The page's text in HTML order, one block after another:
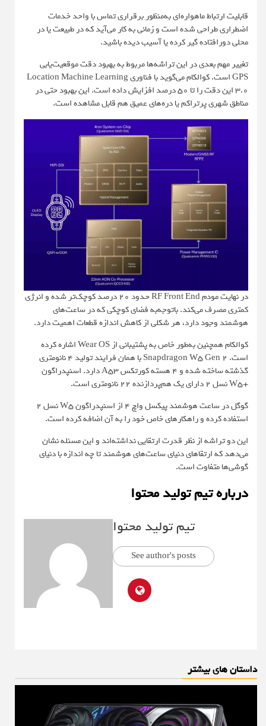
قابلیت ارتباط ماهواره‌ای به‌منظور برقراری تماس با واحد خدمات
اضطراری طراحی شده است و زمانی به کار می‌آید که در طبیعت یا در
محلی دورافتاده گیر کرده یا آسیب دیده باشید.
تغییر مهم بعدی در این تراشه‌ها مربوط به بهبود دقت موقعیت‌یابی
GPS است. کوالکام می‌گوید با فناوری Location Machine Learning
3.0 این دقت را تا 50 درصد افزایش داده است. این بهبود حتی در
مناطق شهری پرتراکم یا دره‌های عمیق هم قابل مشاهده است.
در نهایت مودم RF Front End حدود 20 درصد کوچک‌تر شده و انرژی
کمتری مصرف می‌کند. باتوجه‌به فضای کوچکی که در ساعت‌های
هوشمند وجود دارد، هر شکلی از کاهش اندازه قطعات اهمیت دارد.
کوالکام همچنین به‌طور خاص به پشتیبانی از Wear OS اشاره کرده
است. Snapdragon W5 Gen 2 با همان فرایند تولید 4 نانومتری
گذشته ساخته شده و 4 هسته کورتکس A53 دارد. اسنپدراگون
+W5 نسل 2 دارای یک هم‌پردازنده 22 نانومتری است.
گوگل در ساعت هوشمند پیکسل واچ 4 از اسنپدراگون W5 نسل 2
استفاده کرده و راهکارهای خاص خود را به آن اضافه کرده است.
این دو تراشه از نظر قدرت ارتقایی نداشته‌اند و این مسئله نشان
می‌دهد که ارتقاهای دنیای ساعت‌های هوشمند تا چه اندازه با دنیای
گوشی‌ها متفاوت است.
درباره تیم تولید محتوا
تیم تولید محتوا
See author's posts
داستان های بیشتر